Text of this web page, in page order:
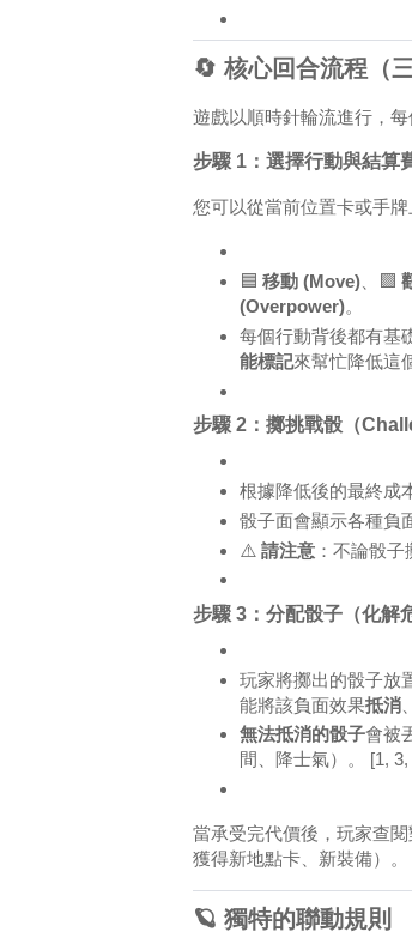
🔄 核心回合流程（三
遊戲以順時針輪流進行，
步驟 1：選擇行動與結算
您可以從當前位置卡或手
🟦 移動 (Move)、🟪
(Overpower)。
每個行動背後都有基
能標記來幫忙降低這
步驟 2：擲挑戰骰（
根據降低後的最終成
骰子面會顯示各種負
⚠️ 請注意：不論骰子
步驟 3：分配骰子（化解
玩家將擲出的骰子放
能將該負面效果抵消
無法抵消的骰子會被
間、降士氣）。
[1, 3,
當承受完代價後，玩家查
獲得新地點卡、新裝備）。
🪐 獨特的聯動規則